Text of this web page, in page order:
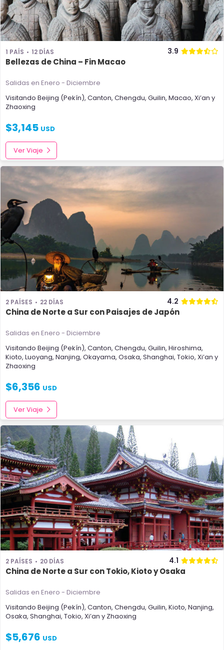
1 PAÍS 12 DÍAS 3.9
Bellezas de China – Fin Macao
Salidas en Enero - Diciembre
Visitando Beijing (Pekín), Canton, Chengdu, Guilin, Macao, Xi’an y
Zhaoxing
$3,145 USD
Ver Viaje
2 PAÍSES 22 DÍAS 4.2
China de Norte a Sur con Paisajes de Japón
Salidas en Enero - Diciembre
Visitando Beijing (Pekín), Canton, Chengdu, Guilin, Hiroshima,
Kioto, Luoyang, Nanjing, Okayama, Osaka, Shanghai, Tokio, Xi’an y
Zhaoxing
$6,356 USD
Ver Viaje
2 PAÍSES 20 DÍAS 4.1
China de Norte a Sur con Tokio, Kioto y Osaka
Salidas en Enero - Diciembre
Visitando Beijing (Pekín), Canton, Chengdu, Guilin, Kioto, Nanjing,
Osaka, Shanghai, Tokio, Xi’an y Zhaoxing
$5,676 USD